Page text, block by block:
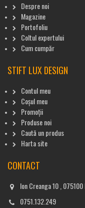
Despre noi
Magazine
Portofoliu
Coltul expertului
Cum cumpăr
STIFT LUX DESIGN
Contul meu
Coșul meu
Promoții
Produse noi
Caută un produs
Harta site
CONTACT
Ion Creanga 10 ,
0751.132.249